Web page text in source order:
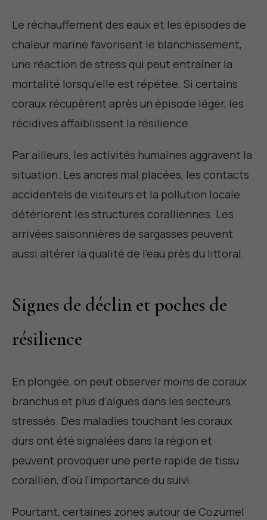
Le réchauffement des eaux et les épisodes de
chaleur marine favorisent le blanchissement,
une réaction de stress qui peut entraîner la
mortalité lorsqu'elle est répétée. Si certains
coraux récupèrent après un épisode léger, les
récidives affaiblissent la résilience.
Par ailleurs, les activités humaines aggravent la
situation. Les ancres mal placées, les contacts
accidentels de visiteurs et la pollution locale
détériorent les structures coralliennes. Les
arrivées saisonnières de sargasses peuvent
aussi altérer la qualité de l'eau près du littoral.
Signes de déclin et poches de
résilience
En plongée, on peut observer moins de coraux
branchus et plus d'algues dans les secteurs
stressés. Des maladies touchant les coraux
durs ont été signalées dans la région et
peuvent provoquer une perte rapide de tissu
corallien, d'où l'importance du suivi.
Pourtant, certaines zones autour de Cozumel